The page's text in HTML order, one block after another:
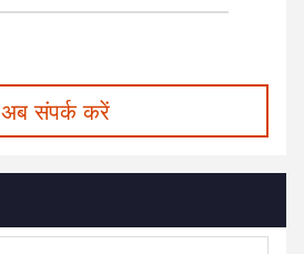
अब संपर्क करें